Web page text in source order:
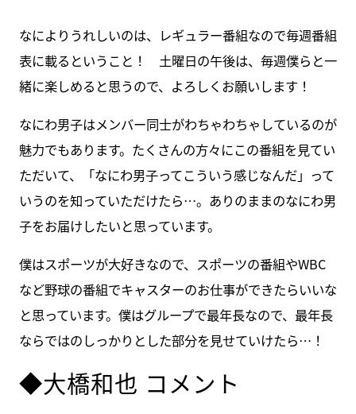
なによりうれしいのは、レギュラー番組なので毎週番組
表に載るということ！ 土曜日の午後は、毎週僕らと一
緒に楽しめると思うので、よろしくお願いします！
なにわ男子はメンバー同士がわちゃわちゃしているのが
魅力でもあります。たくさんの方々にこの番組を見てい
ただいて、「なにわ男子ってこういう感じなんだ」って
いうのを知っていただけたら…。ありのままのなにわ男
子をお届けしたいと思っています。
僕はスポーツが大好きなので、スポーツの番組やWBC
など野球の番組でキャスターのお仕事ができたらいいな
と思っています。僕はグループで最年長なので、最年長
ならではのしっかりとした部分を見せていけたら…！
◆大橋和也 コメント